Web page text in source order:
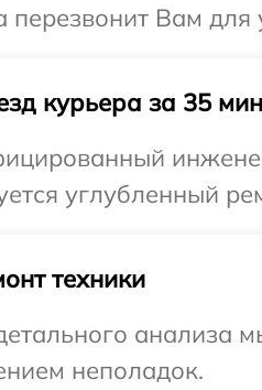
перезвонит Вам для
курьера за 35
углубленный
техники
анализа
неполадок.